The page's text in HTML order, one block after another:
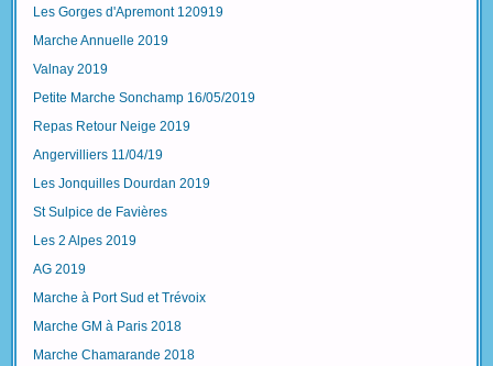
Les Gorges d'Apremont 120919
Marche Annuelle 2019
Valnay 2019
Petite Marche Sonchamp 16/05/2019
Repas Retour Neige 2019
Angervilliers 11/04/19
Les Jonquilles Dourdan 2019
St Sulpice de Favières
Les 2 Alpes 2019
AG 2019
Marche à Port Sud et Trévoix
Marche GM à Paris 2018
Marche Chamarande 2018